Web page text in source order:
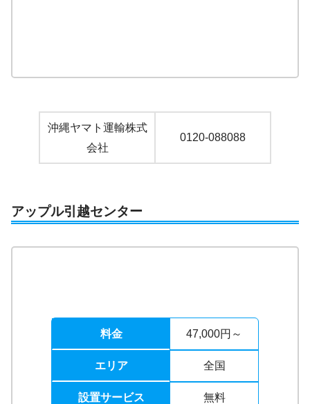
沖縄ヤマト運輸株式
会社
0120-088088
アップル引越センター
料金 47,000円～
エリア 全国
設置サービス 無料